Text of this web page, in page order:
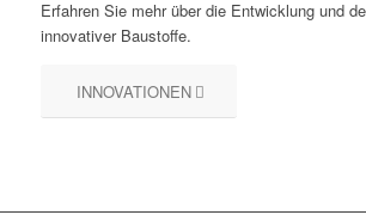
Erfahren Sie mehr über die Entwicklung und
innovativer Baustoffe.
INNOVATIONEN